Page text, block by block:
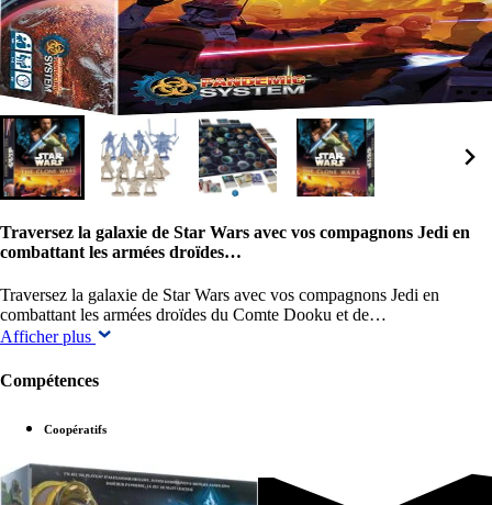
Traversez la galaxie de Star Wars avec vos compagnons Jedi en
combattant les armées droïdes…
Traversez la galaxie de Star Wars avec vos compagnons Jedi en
combattant les armées droïdes du Comte Dooku et de…
Afficher plus
Compétences
Coopératifs